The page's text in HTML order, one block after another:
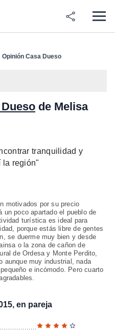
Opinión Casa Dueso
de Melisa
tranquilidad y
la región"
motivados por su precio
un poco apartado el pueblo de
turística es ideal para
porque estás libre de gentes
se duerme muy bien y desde
o la zona de cañon de
de Ordesa y Monte Perdito,
aunque muy industrial, nada
e incómodo. Pero cuarto
en pareja